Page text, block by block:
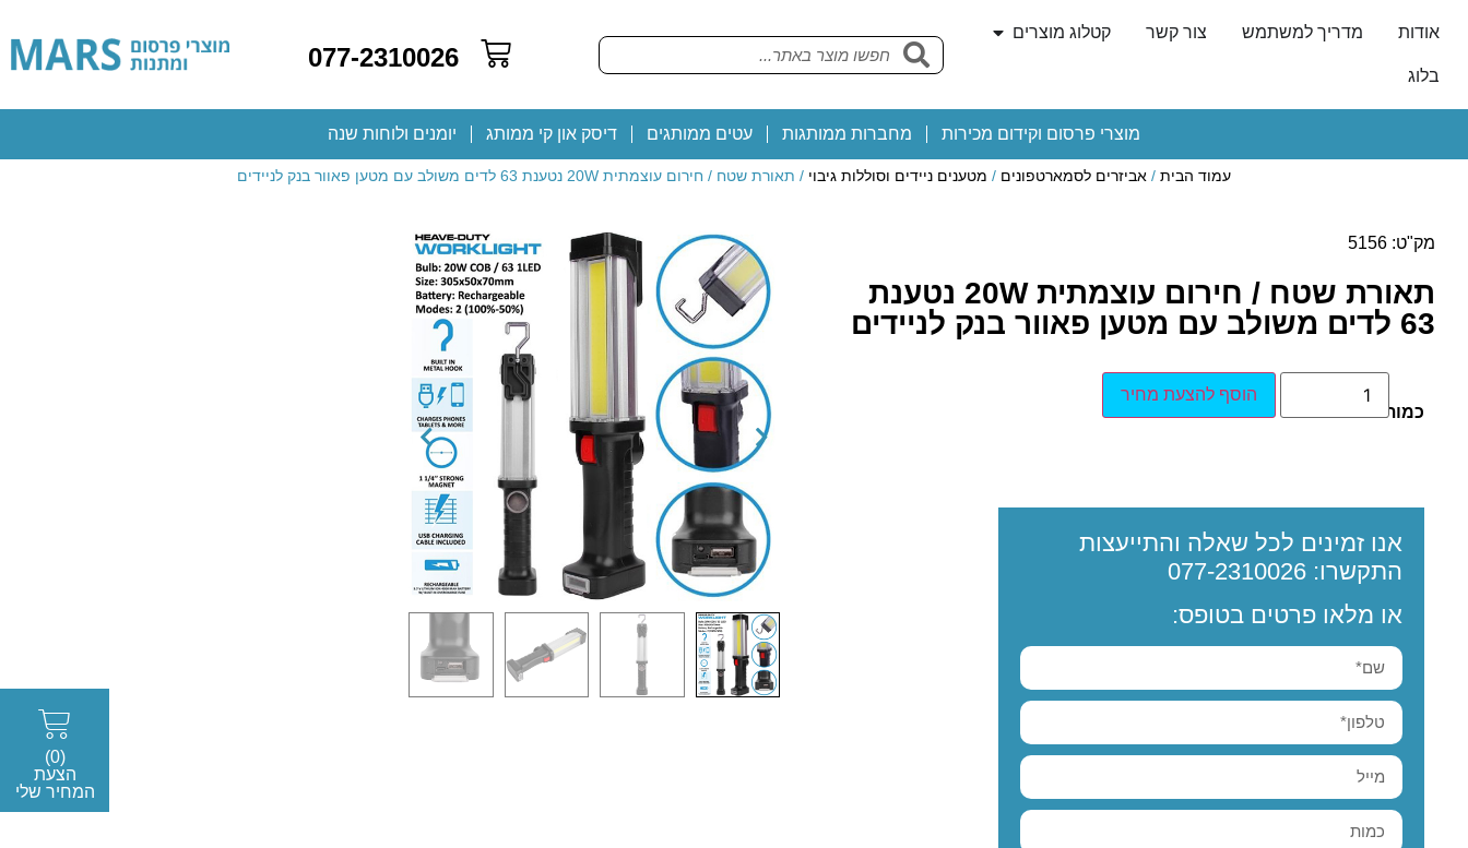
אודות מדריך למשתמש צור קשר קטלוג מוצרים
בלוג
077-2310026
מוצרי פרסום וקידום מכירות מחברות ממותגות עטים ממותגים דיסק און קי ממותג יומנים ולוחות שנה
עמוד הבית / אביזרים לסמארטפונים / מטענים ניידים וסוללות גיבוי / תאורת שטח / חירום עוצמתית 20W נטענת 63 לדים משולב עם מטען פאוור בנק לניידים
מק"ט: 5156
תאורת שטח / חירום עוצמתית 20W נטענת
63 לדים משולב עם מטען פאוור בנק לניידים
כמות:
הוסף להצעת מחיר
אנו זמינים לכל שאלה והתייעצות
התקשרו: 077-2310026
או מלאו פרטים בטופס:
(0)
הצעת
המחיר שלי